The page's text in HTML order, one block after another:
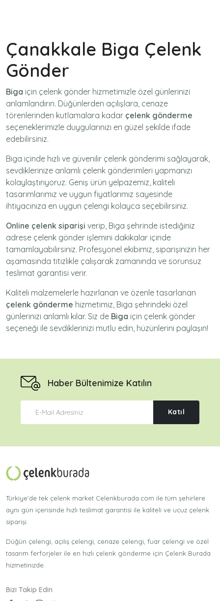
Çanakkale Biga Çelenk
Gönder
Biga için çelenk gönder hizmetimizle özel günlerinizi
anlamlandırın. Düğünlerden açılışlara, cenaze
törenlerinden kutlamalara kadar çelenk gönderme
seçeneklerimizle duygularınızı en güzel şekilde ifade
edebilirsiniz.
Biga içinde hızlı ve güvenilir çelenk gönderimi sağlayarak,
sevdiklerinize anlamlı çelenk gönderimleri yapmanızı
kolaylaştırıyoruz. Geniş ürün yelpazemiz, kaliteli
tasarımlarımız ve uygun fiyatlarımız sayesinde
ihtiyacınıza en uygun çelengi kolayca seçebilirsiniz.
Online çelenk siparişi verip, Biga şehrinde istediğiniz
adrese çelenk gönder işlemini dakikalar içinde
tamamlayabilirsiniz. Profesyonel ekibimiz, siparişinizin her
aşamasında titizlikle çalışarak zamanında ve sorunsuz
teslimat garantisi verir.
Kaliteli malzemelerle hazırlanan ve özenle tasarlanan
çelenk gönderme hizmetimiz, Biga şehrindeki özel
günlerinizi anlamlı kılar. Siz de Biga için çelenk gönder
seçeneği ile sevdiklerinizi mutlu edin, hüzünlerini paylaşın!
Haber Bültenimize Katılın
Katıl
Türkiye'de tek çelenk market Celenkburada.com ile tüm şehirlere
aynı gün içerisinde hızlı teslimat garantisi ile kaliteli ve ucuz çelenk
siparişi.
Düğün çelengi, açılış çelengi, cenaze çelengi, fuar çelengi ve özel
tasarım ferforjeler ile en hızlı çelenk gönderme için Çelenk Burada
hizmetinizde.
Bizi Takip Edin